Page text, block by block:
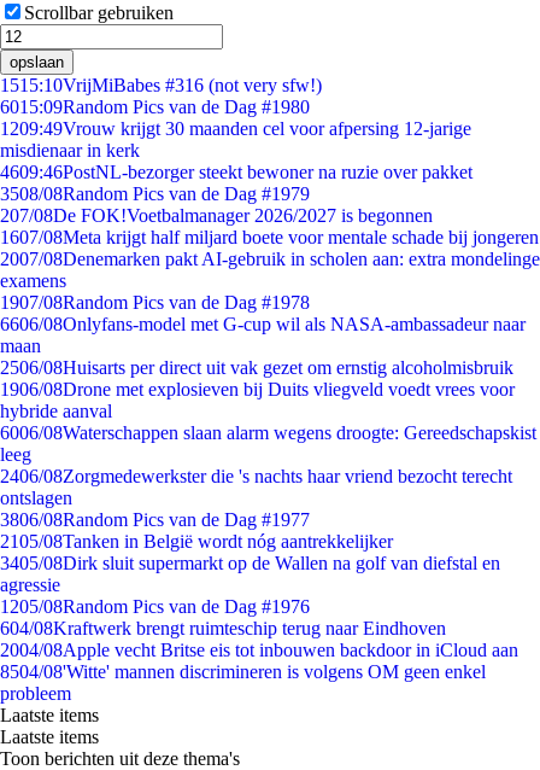
Scrollbar gebruiken
opslaan
1515:10VrijMiBabes #316 (not very sfw!)
6015:09Random Pics van de Dag #1980
1209:49Vrouw krijgt 30 maanden cel voor afpersing 12-jarige
misdienaar in kerk
4609:46PostNL-bezorger steekt bewoner na ruzie over pakket
3508/08Random Pics van de Dag #1979
207/08De FOK!Voetbalmanager 2026/2027 is begonnen
1607/08Meta krijgt half miljard boete voor mentale schade bij jongeren
2007/08Denemarken pakt AI-gebruik in scholen aan: extra mondelinge
examens
1907/08Random Pics van de Dag #1978
6606/08Onlyfans-model met G-cup wil als NASA-ambassadeur naar
maan
2506/08Huisarts per direct uit vak gezet om ernstig alcoholmisbruik
1906/08Drone met explosieven bij Duits vliegveld voedt vrees voor
hybride aanval
6006/08Waterschappen slaan alarm wegens droogte: Gereedschapskist
leeg
2406/08Zorgmedewerkster die 's nachts haar vriend bezocht terecht
ontslagen
3806/08Random Pics van de Dag #1977
2105/08Tanken in België wordt nóg aantrekkelijker
3405/08Dirk sluit supermarkt op de Wallen na golf van diefstal en
agressie
1205/08Random Pics van de Dag #1976
604/08Kraftwerk brengt ruimteschip terug naar Eindhoven
2004/08Apple vecht Britse eis tot inbouwen backdoor in iCloud aan
8504/08'Witte' mannen discrimineren is volgens OM geen enkel
probleem
Laatste items
Laatste items
Toon berichten uit deze thema's